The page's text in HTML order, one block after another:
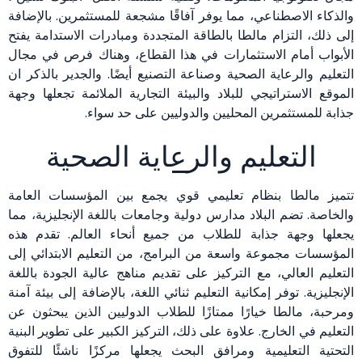
والذكاء الاصطناعي، مما يوفر آفاقًا مشجعة للمستثمرين. بالإضافة
إلى ذلك، التزام مالطا بالطاقة المتجددة ومبادرات الاستدامة يفتح
الأبواب أمام الاستثمارات في هذا القطاع، وهناك فرص في مجال
التعليم والرعاية الصحية وصناعة التصنيع أيضًا. والجدير بالذكر ان
الموقع الاستراتيجي للبلاد والبيئة التجارية الملائمة تجعلها وجهة
جذابة للمستثمرين المحليين والدوليين على حد سواء.
التعليم والرعاية الصحية
تتميز مالطا بنظام تعليمي قوي يجمع بين المؤسسات العامة
والخاصة. تضم البلاد مدارس دولية وجامعات باللغة الإنجليزية، مما
يجعلها وجهة جذابة للطلاب من جميع أنحاء العالم. تقدم هذه
المؤسسات مجموعة واسعة من البرامج، من التعليم الابتدائي إلى
التعليم العالي، مع التركيز على تقديم مناهج عالية الجودة باللغة
الإنجليزية. توفر إمكانية التعليم ثنائي اللغة، بالإضافة إلى بيئة آمنة
ومرحبة، مالطا خيارًا ممتازًا للطلاب الدوليين الذين يبحثون عن
التعليم في الخارج. علاوة على ذلك، التركيز الكبير على تطوير البنية
التحتية التعليمية ومرافق البحث يجعلها مركزًا ناشئًا للتفوق